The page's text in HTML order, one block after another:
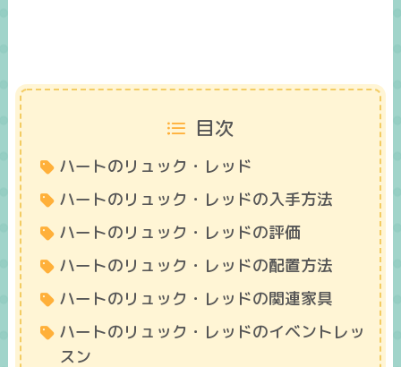
目次
ハートのリュック・レッド
ハートのリュック・レッドの入手方法
ハートのリュック・レッドの評価
ハートのリュック・レッドの配置方法
ハートのリュック・レッドの関連家具
ハートのリュック・レッドのイベントレッ
スン